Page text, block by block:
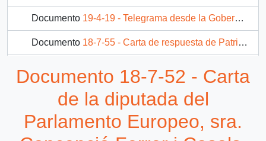
Documento 19-4-19 - Telegrama desde la Gobernación de Cauquenes, del sr. Patricio Hurtado, dirigido a Patricio Aylwin Azócar
Documento 18-7-55 - Carta de respuesta de Patrick Kessel al Presidente de la República de Chile, Patricio Aylwin Azócar, disculpándose por no poder asistir a su ceremonia de asunción presidencial, pero agradeciéndole y felicitándolo por su presidencia
125 más...
Documento 18-7-52 - Carta
de la diputada del
Parlamento Europeo, sra.